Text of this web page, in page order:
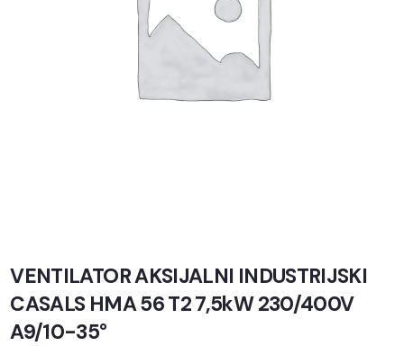
VENTILATOR AKSIJALNI INDUSTRIJSKI
CASALS HMA 56 T2 7,5kW 230/400V
A9/10-35°